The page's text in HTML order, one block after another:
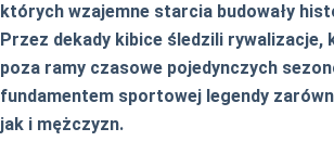
których wzajemne starcia budowały
Przez dekady kibice śledzili rywalizacje,
poza ramy czasowe pojedynczych
fundamentem sportowej legendy
jak i mężczyzn.